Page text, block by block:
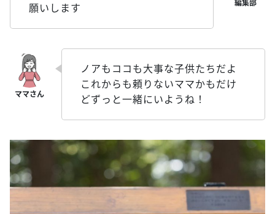
願いします
ノアもココも大事な子供たちだよ
これからも頼りないママかもだけ
どずっと一緒にいようね！